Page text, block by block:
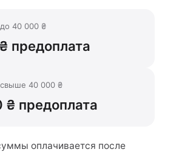
40 000 ₴
предоплата
40 000 ₴
₴ предоплата
оплачивается после